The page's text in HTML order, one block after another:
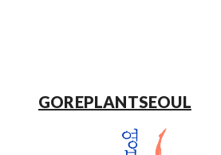
GOREPLANTSEOUL